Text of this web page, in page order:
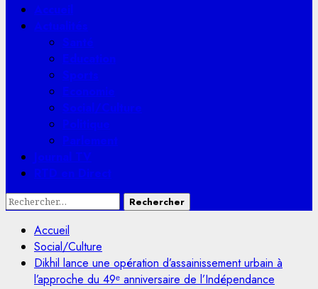
Menu
principal
Accueil
Actualités
Santé
Education
Sports
Economie
Social/Culture
Politique
Parlement
Journal TV
RTD en Direct
Rechercher :
Accueil
Social/Culture
Dikhil lance une opération d’assainissement urbain à
l’approche du 49ᵉ anniversaire de l’Indépendance